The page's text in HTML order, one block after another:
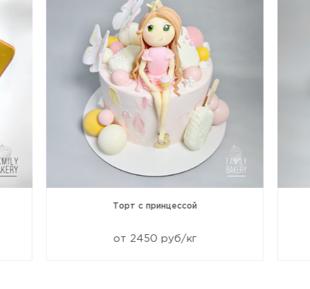
Торт с принцессой
от 2450 руб/кг